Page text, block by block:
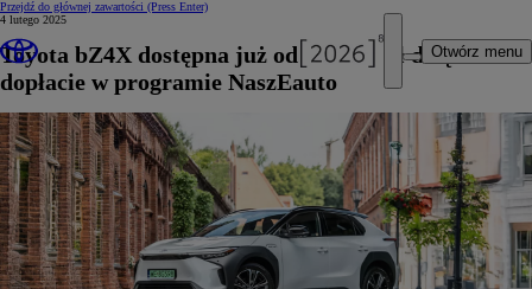
Przejdź do głównej zawartości (Press Enter)
Otwórz menu
4 lutego 2025
Toyota bZ4X dostępna już od 128 900 zł dzięki
dopłacie w programie NaszEauto